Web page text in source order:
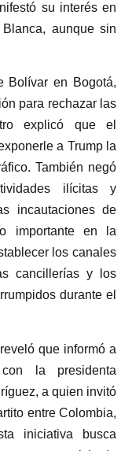
su interés en
aunque sin
Bolívar en Bogotá,
para rechazar las
explicó que el
a Trump la
También negó
ilícitas y
incautaciones de
importante en la
los canales
cancillerías y los
durante el
que informó a
la presidenta
a quien invitó
entre Colombia,
iniciativa busca